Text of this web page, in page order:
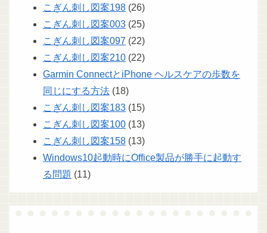
こぎん刺し図案198 (26)
こぎん刺し図案003 (25)
こぎん刺し図案097 (22)
こぎん刺し図案210 (22)
Garmin ConnectとiPhone ヘルスケアの歩数を
同じにする方法 (18)
こぎん刺し図案183 (15)
こぎん刺し図案100 (13)
こぎん刺し図案158 (13)
Windows10起動時にOffice製品が勝手に起動す
る問題 (11)